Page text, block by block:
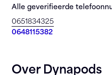
Alle geverifieerde
0651834325
0648115382
Over Dynapods